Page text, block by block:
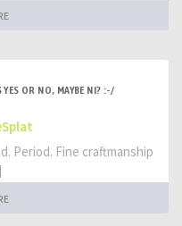
OR NO, MAYBE NI? :-/
Period. Fine craftmanship